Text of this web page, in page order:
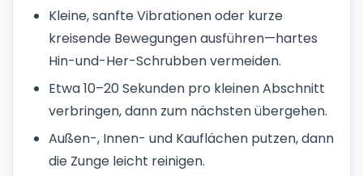
Kleine, sanfte Vibrationen oder kurze
kreisende Bewegungen ausführen—hartes
Hin-und-Her-Schrubben vermeiden.
Etwa 10–20 Sekunden pro kleinen Abschnitt
verbringen, dann zum nächsten übergehen.
Außen-, Innen- und Kauflächen putzen, dann
die Zunge leicht reinigen.